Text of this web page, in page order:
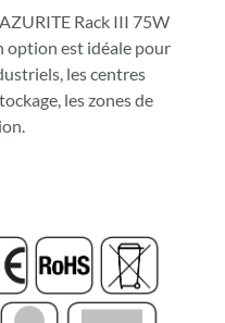
Rack III 75W
option est idéale pour
les centres
les zones de